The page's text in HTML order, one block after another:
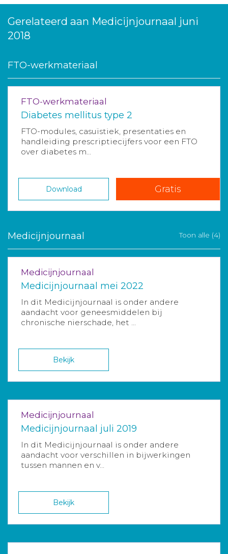
Gerelateerd aan Medicijnjournaal juni
2018
FTO-werkmateriaal
FTO-werkmateriaal
Diabetes mellitus type 2
FTO-modules, casuïstiek, presentaties en
handleiding prescriptiecijfers voor een FTO
over diabetes m...
Download Gratis
Medicijnjournaal Toon alle (4)
Medicijnjournaal
Medicijnjournaal mei 2022
In dit Medicijnjournaal is onder andere
aandacht voor geneesmiddelen bij
chronische nierschade, het ...
Bekijk
Medicijnjournaal
Medicijnjournaal juli 2019
In dit Medicijnjournaal is onder andere
aandacht voor verschillen in bijwerkingen
tussen mannen en v...
Bekijk